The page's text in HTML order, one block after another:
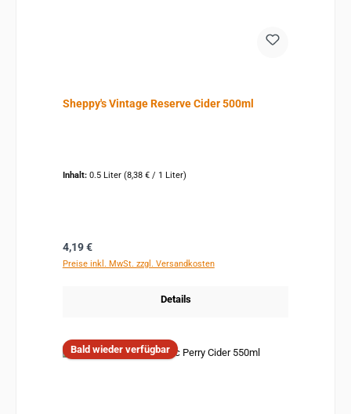
Sheppy's Vintage Reserve Cider 500ml
Inhalt: 0.5 Liter (8,38 € / 1 Liter)
Regulärer Preis:
4,19 €
Preise inkl. MwSt. zzgl. Versandkosten
Details
Bald wieder verfügbar